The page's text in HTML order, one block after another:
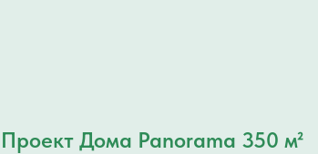
Проект Дома Panorama 350 м²